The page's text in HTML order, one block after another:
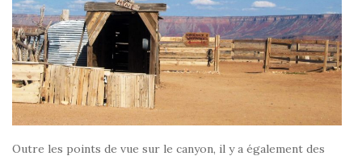
Outre les points de vue sur le canyon, il y a également des